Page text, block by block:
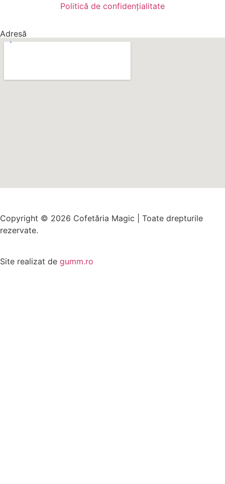
Politică de confidențialitate
Adresă
Copyright © 2026 Cofetăria Magic | Toate drepturile
rezervate.
Site realizat de gumm.ro